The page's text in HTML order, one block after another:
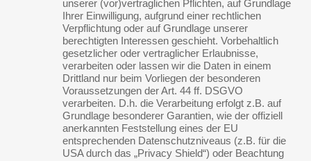
unserer (vor)vertraglichen Pflichten, auf Grundlage
Ihrer Einwilligung, aufgrund einer rechtlichen
Verpflichtung oder auf Grundlage unserer
berechtigten Interessen geschieht. Vorbehaltlich
gesetzlicher oder vertraglicher Erlaubnisse,
verarbeiten oder lassen wir die Daten in einem
Drittland nur beim Vorliegen der besonderen
Voraussetzungen der Art. 44 ff. DSGVO
verarbeiten. D.h. die Verarbeitung erfolgt z.B. auf
Grundlage besonderer Garantien, wie der offiziell
anerkannten Feststellung eines der EU
entsprechenden Datenschutzniveaus (z.B. für die
USA durch das „Privacy Shield“) oder Beachtung